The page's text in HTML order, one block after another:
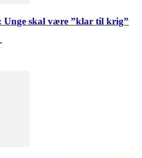
skal være ”klar til krig”